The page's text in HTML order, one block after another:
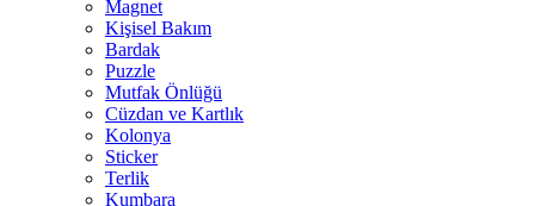
Magnet
Kişisel Bakım
Bardak
Puzzle
Mutfak Önlüğü
Cüzdan ve Kartlık
Kolonya
Sticker
Terlik
Kumbara